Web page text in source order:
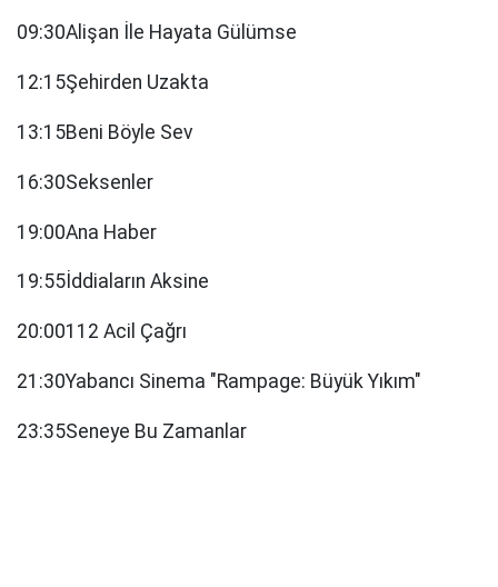
09:30Alişan İle Hayata Gülümse
12:15Şehirden Uzakta
13:15Beni Böyle Sev
16:30Seksenler
19:00Ana Haber
19:55İddiaların Aksine
20:00112 Acil Çağrı
21:30Yabancı Sinema "Rampage: Büyük Yıkım"
23:35Seneye Bu Zamanlar